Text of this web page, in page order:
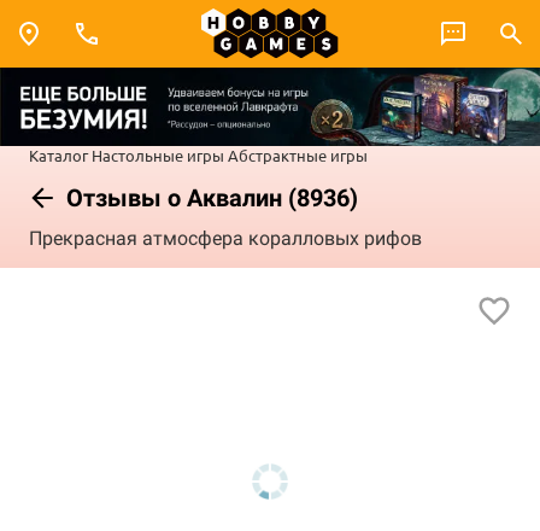
Каталог Настольные игры Абстрактные игры
Отзывы о Аквалин (8936)
Прекрасная атмосфера коралловых рифов